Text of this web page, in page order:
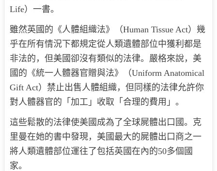
Life）一書。
雖然英國的《人體組織法》（Human Tissue Act）幾
乎在所有情況下都規定從人類遺體部位中獲利都是
非法的，但美國卻沒有類似的法律。嚴格來說，美
國的《統一人體器官贈與法》（Uniform Anatomical
Gift Act）禁止出售人體組織，但同樣的法律允許你
對人體器官的「加工」收取「合理的費用」。
這些鬆散的法律使美國成為了全球屍體出口國。克
里曼在她的書中發現，美國最大的屍體出口商之一
將人類遺體部位運往了包括英國在內的50多個國
家。